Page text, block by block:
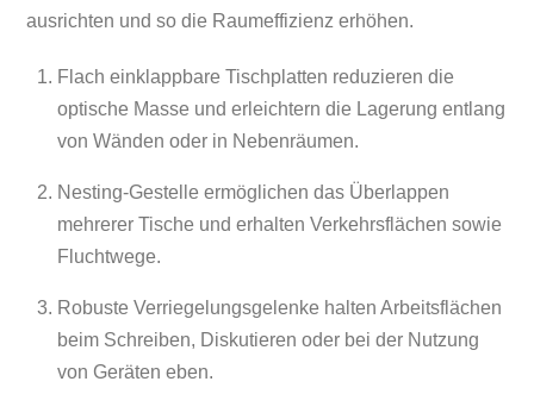
ausrichten und so die Raumeffizienz erhöhen.
Flach einklappbare Tischplatten reduzieren die
optische Masse und erleichtern die Lagerung entlang
von Wänden oder in Nebenräumen.
Nesting-Gestelle ermöglichen das Überlappen
mehrerer Tische und erhalten Verkehrsflächen sowie
Fluchtwege.
Robuste Verriegelungsgelenke halten Arbeitsflächen
beim Schreiben, Diskutieren oder bei der Nutzung
von Geräten eben.